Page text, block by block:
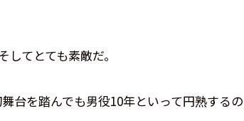
てとても素敵だ。
台を踏んでも男役10年といって円熟する